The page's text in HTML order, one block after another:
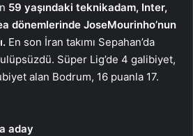
59 yaşındaki teknikadam, Inter,
dönemlerinde JoseMourinho’nun
En son İran takımı Sepahan’da
Süper Lig’de 4 galibiyet,
alan Bodrum, 16 puanla 17.
aday